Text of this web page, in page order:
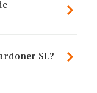
Sl.?